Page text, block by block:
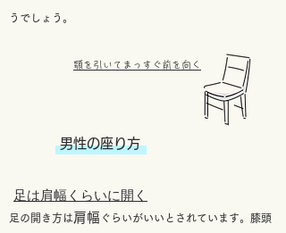
男性の座り方
​足は肩幅くらいに開く
足の開き方は肩幅 ぐらいがいいとされています。膝頭
うでしょう。
​顎を引いてまっすぐ前を向く